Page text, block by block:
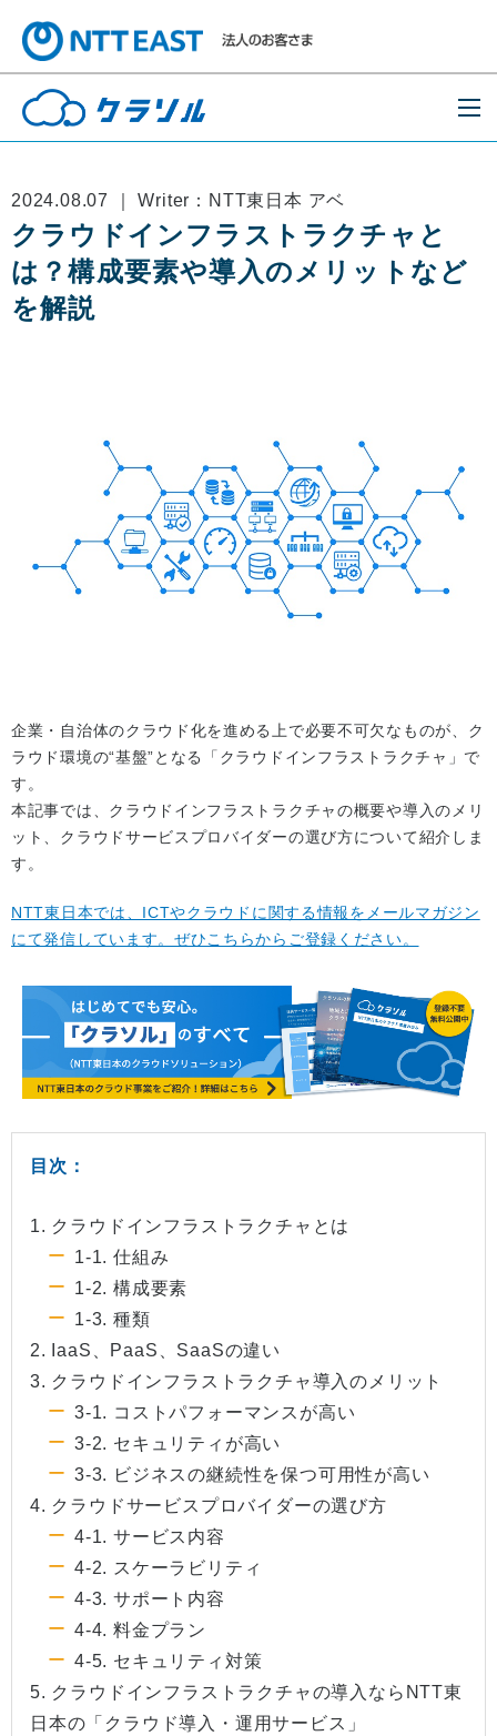
2024.08.07 ｜ Writer：NTT東日本 アベ
クラウドインフラストラクチャと
は？構成要素や導入のメリットなど
を解説
企業・自治体のクラウド化を進める上で必要不可欠なものが、ク
ラウド環境の“基盤”となる「クラウドインフラストラクチャ」で
す。
本記事では、クラウドインフラストラクチャの概要や導入のメリ
ット、クラウドサービスプロバイダーの選び方について紹介しま
す。
NTT東日本では、ICTやクラウドに関する情報をメールマガジン
にて発信しています。ぜひこちらからご登録ください。
目次：
1. クラウドインフラストラクチャとは
1-1. 仕組み
1-2. 構成要素
1-3. 種類
2. IaaS、PaaS、SaaSの違い
3. クラウドインフラストラクチャ導入のメリット
3-1. コストパフォーマンスが高い
3-2. セキュリティが高い
3-3. ビジネスの継続性を保つ可用性が高い
4. クラウドサービスプロバイダーの選び方
4-1. サービス内容
4-2. スケーラビリティ
4-3. サポート内容
4-4. 料金プラン
4-5. セキュリティ対策
5. クラウドインフラストラクチャの導入ならNTT東
日本の「クラウド導入・運用サービス」